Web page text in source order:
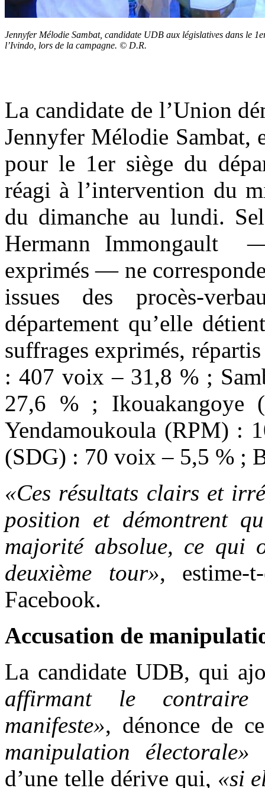
Jennyfer Mélodie Sambat, candidate UDB aux législatives dans le
l’Ivindo, lors de la campagne. © D.R.
La candidate de l’Union
Jennyfer Mélodie Sambat,
pour le 1er siège du
réagi à l’intervention du
du dimanche au lundi.
Hermann Immongault
exprimés — ne
issues des procès-
département qu’elle
suffrages exprimés,
: 407 voix – 31,8 % ;
27,6 % ;
Yendamoukoula (RPM) :
(SDG) : 70 voix – 5,5 % ;
«Ces résultats clairs et
position et démontrent
majorité absolue, ce qui
deuxième tour», estime-
Facebook.
Accusation de
La candidate UDB, qui
affirmant le contraire
manifeste», dénonce de
manipulation électorale»
d’une telle dérive qui, «si